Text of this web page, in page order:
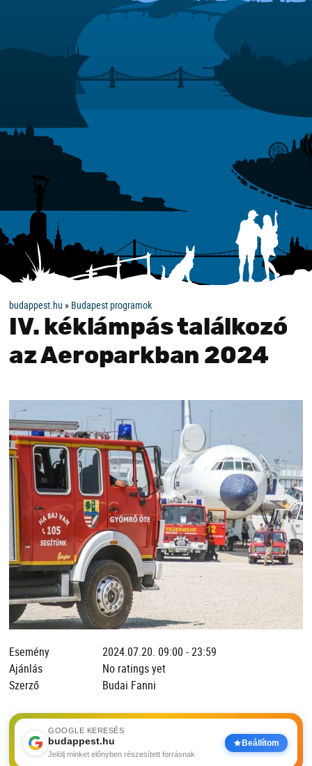
budappest.hu » Budapest programok
IV. kéklámpás találkozó
az Aeroparkban 2024
Esemény
2024.07.20. 09:00 - 23:59
Ajánlás
No ratings yet
Szerző
Budai Fanni
GOOGLE KERESÉS
budappest.hu
Jelölj minket előnyben részesített forrásnak
Beállítom